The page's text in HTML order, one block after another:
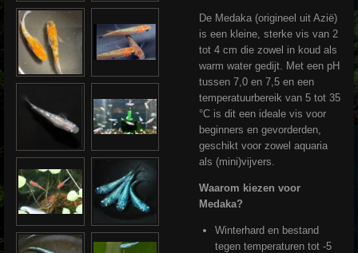
De Medaka (origineel uit Azië)
is een kleine, sterke vis van 2
tot 4 cm die zowel in koud als
warm water gedijt. Met een pH
tussen 7,0 en 7,5 en een
temperatuurbereik van 5 tot 35
°C is dit een ideale vis voor
beginners en gevorderden,
geschikt voor zowel aquaria
als (mini)vijvers.
Waarom kiezen voor
Medaka?
Winterhard en bestand
tegen temperaturen tot -5